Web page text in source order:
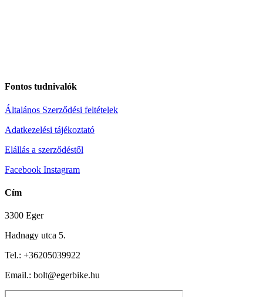
Fontos tudnivalók
Általános Szerződési feltételek
Adatkezelési tájékoztató
Elállás a szerződéstől
Facebook Instagram
Cím
3300 Eger
Hadnagy utca 5.
Tel.: +36205039922
Email.: bolt@egerbike.hu